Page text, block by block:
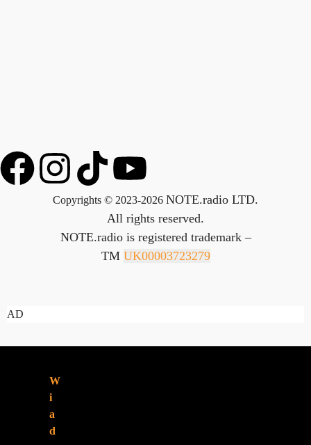
Copyrights © 2023-2026 NOTE.radio LTD.
All rights reserved.
NOTE.radio is registered trademark –
TM UK00003723279
AD
W
i
a
d